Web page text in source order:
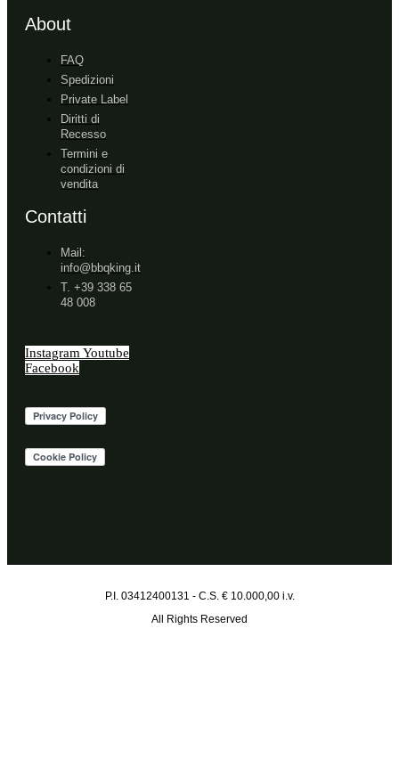
About
FAQ
Spedizioni
Private Label
Diritti di
Recesso
Termini e
condizioni di
vendita
Contatti
Mail:
info@bbqking.it
T. +39 338 65
48 008
Instagram Youtube
Facebook
P.I. 03412400131 - C.S. € 10.000,00 i.v.
All Rights Reserved